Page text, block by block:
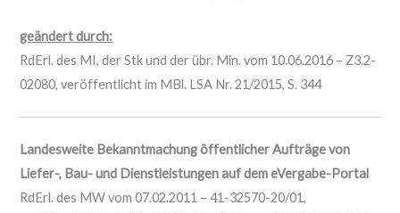
geändert durch:
RdErl. des MI, der Stk und der übr. Min. vom 10.06.2016 – Z3.2-
02080, veröffentlicht im MBl. LSA Nr. 21/2015, S. 344
Landesweite Bekanntmachung öffentlicher Aufträge von
Liefer-, Bau- und Dienstleistungen auf dem eVergabe-Portal
RdErl. des MW vom 07.02.2011 – 41-32570-20/01,